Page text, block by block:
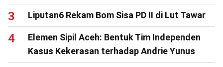
Liputan6 Rekam Bom Sisa PD II di Lut Tawar
Elemen Sipil Aceh: Bentuk Tim Independen
Kasus Kekerasan terhadap Andrie Yunus